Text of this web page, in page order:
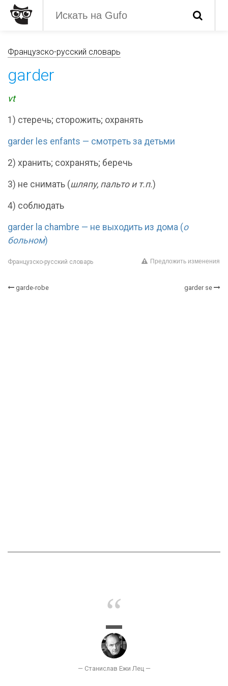
Французско-русский словарь
garder
vt
1) стеречь; сторожить; охранять
garder les enfants — смотреть за детьми
2) хранить; сохранять; беречь
3) не снимать (шляпу, пальто и т.п.)
4) соблюдать
garder la chambre — не выходить из дома (о
больном)
Французско-русский словарь Предложить изменения
garde-robe garder se